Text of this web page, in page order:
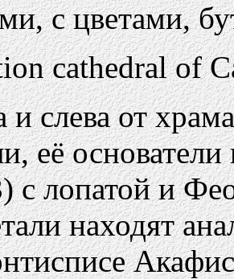
с цветами,
cathedral of
и слева от
её
с лопатой и
находят